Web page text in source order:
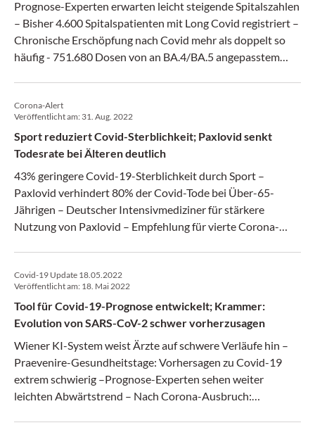
Prognose-Experten erwarten leicht steigende Spitalszahlen
– Bisher 4.600 Spitalspatienten mit Long Covid registriert –
Chronische Erschöpfung nach Covid mehr als doppelt so
häufig - 751.680 Dosen von an BA.4/BA.5 angepasstem
EMA empfiehlt dauerhafte Zulassung für mRNA-Impfstoffe
– Studie: Corona-Impfstoffe bringen deutscher
Pharmabranche Milliarden
Corona-Alert
Veröffentlicht am: 31. Aug. 2022
Sport reduziert Covid-Sterblichkeit; Paxlovid senkt
Todesrate bei Älteren deutlich
43% geringere Covid-19-Sterblichkeit durch Sport –
Paxlovid verhindert 80% der Covid-Tode bei Über-65-
Jährigen – Deutscher Intensivmediziner für stärkere
Nutzung von Paxlovid – Empfehlung für vierte Corona-
Studienergebnisse bekannt – Biontech vervollständigt
Antrag für aktualisierten Impfstoff – Rückgang auf 1.073
Covid-Spitalspatienten bei 5.360 Neuinfektionen – Laut
WHO über eine Million Covid-19-Tote in diesem Jahr
Covid-19 Update 18.05.2022
Veröffentlicht am: 18. Mai 2022
Tool für Covid-19-Prognose entwickelt; Krammer:
Evolution von SARS-CoV-2 schwer vorherzusagen
Wiener KI-System weist Ärzte auf schwere Verläufe hin –
Praevenire-Gesundheitstage: Vorhersagen zu Covid-19
extrem schwierig –Prognose-Experten sehen weiter
leichten Abwärtstrend – Nach Corona-Ausbruch: